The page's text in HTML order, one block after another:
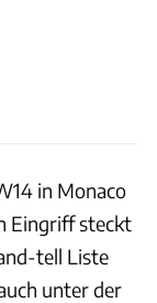
in Monaco
Eingriff steckt
tell Liste
unter der